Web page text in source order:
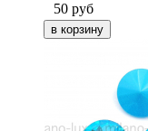
50 руб